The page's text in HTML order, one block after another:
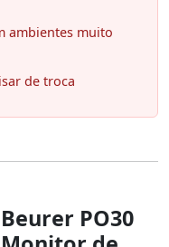
ambientes muito
de troca
PO30